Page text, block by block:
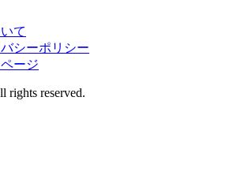
て
シーポリシー
ージ
reserved.